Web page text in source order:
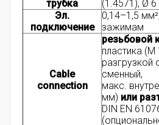
трубка
(1.4571), Ø
Эл.
подключение
0,14–1,5
зажимам
Cable
connection
резьбовой
пластика (M
разгрузкой
сменный,
макс.
мм) или
DIN EN